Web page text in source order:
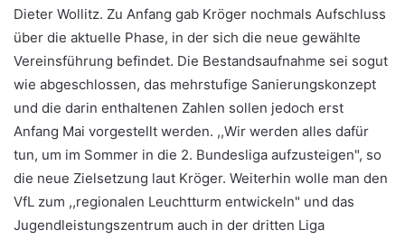
Dieter Wollitz. Zu Anfang gab Kröger nochmals Aufschluss
über die aktuelle Phase, in der sich die neue gewählte
Vereinsführung befindet. Die Bestandsaufnahme sei sogut
wie abgeschlossen, das mehrstufige Sanierungskonzept
und die darin enthaltenen Zahlen sollen jedoch erst
Anfang Mai vorgestellt werden. ,,Wir werden alles dafür
tun, um im Sommer in die 2. Bundesliga aufzusteigen", so
die neue Zielsetzung laut Kröger. Weiterhin wolle man den
VfL zum ,,regionalen Leuchtturm entwickeln" und das
Jugendleistungszentrum auch in der dritten Liga